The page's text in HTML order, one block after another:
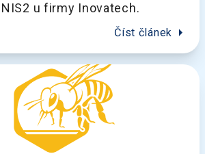
u firmy Inovatech.
Číst článek arrow_right